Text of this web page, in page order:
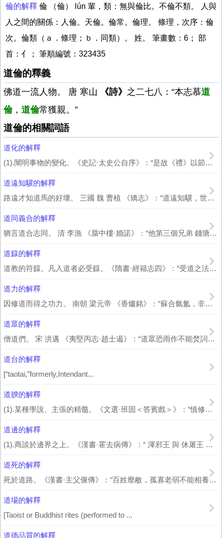
倫的解釋 倫 （倫） lún 輩，類：無與倫比。不倫不類。 人與
人之間的關係：人倫。天倫。倫常。倫理。 條理，次序：倫
次。倫類（ａ．條理；ｂ．同類）。 姓。 筆畫數：6； 部
首：亻； 筆順編號：323435
道倫的釋義
佛道一流人物。 唐 寒山 《詩》 之二七八：“本志慕道
倫， 道倫常獲親。”
道倫的相關詞語
道化的解釋
(1).闡明事物的變化。《史記·太史公自序》：“是故《禮》以節人，《樂》以發和...
道遠知驥的解釋
路遠才知道馬的好壞。 三國 魏 曹植 《矯志》：“道遠知驥，世偽知賢。”
道同義合的解釋
猶言道合志同。 清 李漁 《蜃中樓·婚諾》：“他第三個兄弟 錢塘君 與我道同...
道籙的解釋
道教的符籙。凡入道者必受籙。《隋書·經籍志四》：“受道之法，初受《五千文籙》，...
道力的解釋
因修道而得之功力。 南朝 梁元帝 《香爐銘》：“蘇合氤氳，非煙若雲，時穠更薄，...
道眾的解釋
僧道們。 宋 洪邁 《夷堅丙志·趙士遏》：“道眾恐雨作不能焚詞，既而至五鼓，...
道台的解釋
[“taotai,”formerly,Intendant...
道腴的解釋
(1).某種學說、主張的精髓。《文選·班固＜答賓戲＞》：“慎修所志，守爾天符，...
道邊的解釋
(1).商談於邊界之上。《漢書·霍去病傳》：“ 渾邪王 與 休屠王 等謀欲降 ...
道死的解釋
死於道路。《漢書·主父偃傳》：“百姓靡敝，孤寡老弱不能相養，道死者相望，蓋天下...
道場的解釋
[Taoist or Buddhist rites (performed to ...
道德品質的解釋